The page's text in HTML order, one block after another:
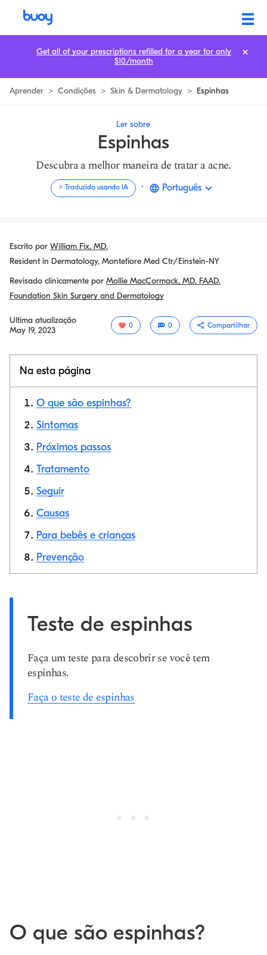
Aprender > Condições > Skin & Dermatology > Espinhas
Ler sobre
Espinhas
Descubra a melhor maneira de tratar a acne.
⚡️ Traduzido usando IA · Português
Escrito por William Fix, MD.
Resident in Dermatology, Montefiore Med Ctr/Einstein-NY
Revisado clinicamente por Mollie MacCormack, MD, FAAD.
Foundation Skin Surgery and Dermatology
Ultima atualização
May 19, 2023
0 0 Compartilhar
Na esta página
O que são espinhas?
Sintomas
Próximos passos
Tratamento
Seguir
Causas
Para bebês e crianças
Prevenção
Teste de espinhas
Faça um teste para descobrir se você tem
espinhas.
Faça o teste de espinhas
O que são espinhas?
Get all of your prescriptions refilled for a year for only
$10/month